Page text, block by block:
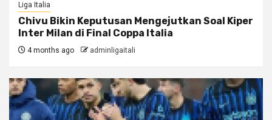
Liga Italia
Chivu Bikin Keputusan Mengejutkan Soal Kiper
Inter Milan di Final Coppa Italia
4 months ago adminligaitali